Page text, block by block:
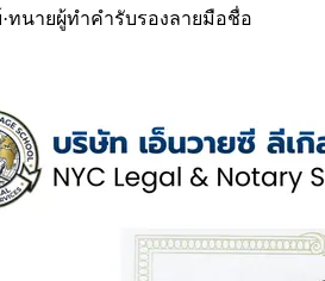
·ทนายผู้ทำคำรับรองลายมือชื่อ